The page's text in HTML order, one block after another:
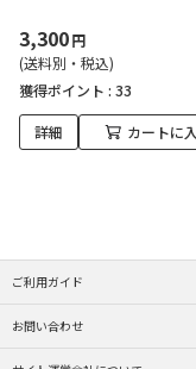
3,300円
(送料別・税込)
獲得ポイント : 33
詳細 カートに
ご利用ガイド
お問い合わせ